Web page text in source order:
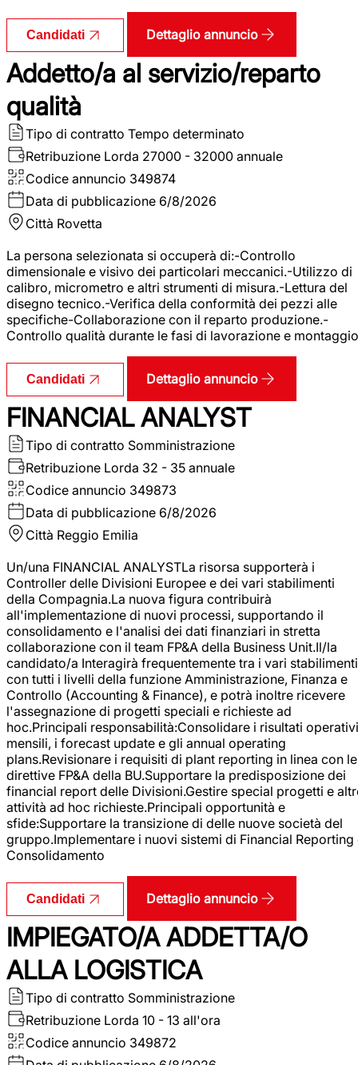
Candidati Dettaglio annuncio
Addetto/a al servizio/reparto
qualità
Tipo di contratto Tempo determinato
Retribuzione Lorda 27000 - 32000 annuale
Codice annuncio 349874
Data di pubblicazione 6/8/2026
Città Rovetta
La persona selezionata si occuperà di:-Controllo
dimensionale e visivo dei particolari meccanici.-Utilizzo di
calibro, micrometro e altri strumenti di misura.-Lettura del
disegno tecnico.-Verifica della conformità dei pezzi alle
specifiche-Collaborazione con il reparto produzione.-
Controllo qualità durante le fasi di lavorazione e
Candidati Dettaglio annuncio
FINANCIAL ANALYST
Tipo di contratto Somministrazione
Retribuzione Lorda 32 - 35 annuale
Codice annuncio 349873
Data di pubblicazione 6/8/2026
Città Reggio Emilia
Un/una FINANCIAL ANALYSTLa risorsa supporterà i
Controller delle Divisioni Europee e dei vari stabilimenti
della Compagnia.La nuova figura contribuirà
all'implementazione di nuovi processi, supportando il
consolidamento e l'analisi dei dati finanziari in stretta
collaborazione con il team FP&A della Business Unit.Il/la
candidato/a Interagirà frequentemente tra i vari stabilimenti
con tutti i livelli della funzione Amministrazione, Finanza e
Controllo (Accounting & Finance), e potrà inoltre ricevere
l'assegnazione di progetti speciali e richieste ad
hoc.Principali responsabilità:Consolidare i risultati operativi
mensili, i forecast update e gli annual operating
plans.Revisionare i requisiti di plant reporting in linea con le
direttive FP&A della BU.Supportare la predisposizione dei
financial report delle Divisioni.Gestire special progetti e
attività ad hoc richieste.Principali opportunità e
sfide:Supportare la transizione di delle nuove società del
gruppo.Implementare i nuovi sistemi di Financial Reporting
Consolidamento
Candidati Dettaglio annuncio
IMPIEGATO/A ADDETTA/O
ALLA LOGISTICA
Tipo di contratto Somministrazione
Retribuzione Lorda 10 - 13 all'ora
Codice annuncio 349872